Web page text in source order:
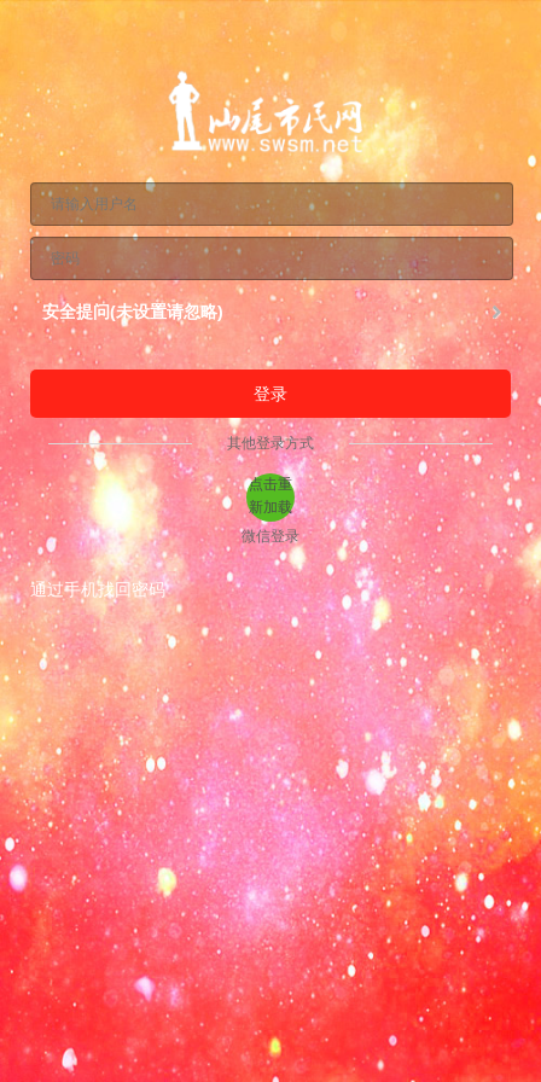
安全提问(未设置请忽略)
登录
其他登录方式
点击重
新加载
微信登录
通过手机找回密码